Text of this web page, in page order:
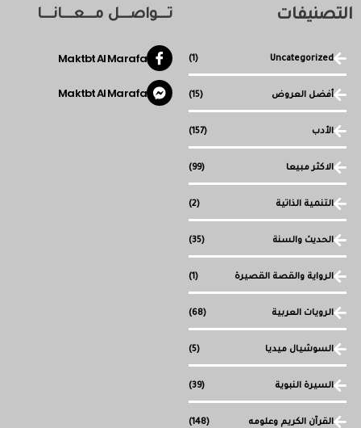
التصنيفات
Uncategorized
(1)
أفضل العروض (15)
الأدب (157)
الاكثر مبيعا (99)
التنمية الذاتية (2)
الحديث والسنة (35)
الرواية والقصة القصيرة (1)
الرويات العربية (68)
السوشيال ميديا (5)
السيرة النبوية (39)
القرآن الكريم وعلومه (148)
تـــواصـــل مـــعـــانـــا
Maktbt Al Marafa
Maktbt Al Marafa